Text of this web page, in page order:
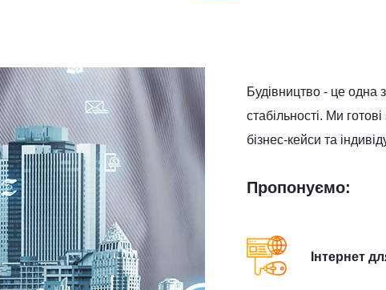
Будівництво - це одна
стабільності. Ми
бізнес-кейси та
Пропонуємо:
Інтернет